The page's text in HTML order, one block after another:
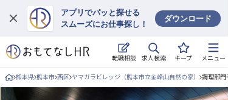
アプリでパッと探せる
スムーズにお仕事探し！
ダウンロード
転職相談 求人検索 キープ メニュー
ログイン
求人・施設を探す
熊本県 熊本市 西区 ヤマガラビレッジ（熊本市立金峰山自然の家） 調理部門